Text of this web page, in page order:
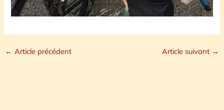
← Article précédent Article suivant →